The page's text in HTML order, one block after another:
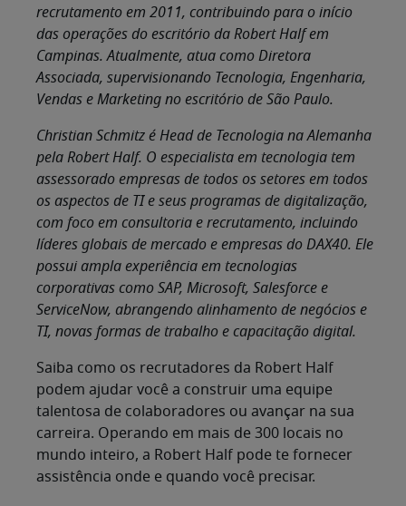
recrutamento em 2011, contribuindo para o início
das operações do escritório da Robert Half em
Campinas. Atualmente, atua como Diretora
Associada, supervisionando Tecnologia, Engenharia,
Vendas e Marketing no escritório de São Paulo.
Christian Schmitz é Head de Tecnologia na Alemanha
pela Robert Half. O especialista em tecnologia tem
assessorado empresas de todos os setores em todos
os aspectos de TI e seus programas de digitalização,
com foco em consultoria e recrutamento, incluindo
líderes globais de mercado e empresas do DAX40. Ele
possui ampla experiência em tecnologias
corporativas como SAP, Microsoft, Salesforce e
ServiceNow, abrangendo alinhamento de negócios e
TI, novas formas de trabalho e capacitação digital.
Saiba como os recrutadores da Robert Half
podem ajudar você a construir uma equipe
talentosa de colaboradores ou avançar na sua
carreira. Operando em mais de 300 locais no
mundo inteiro, a Robert Half pode te fornecer
assistência onde e quando você precisar.